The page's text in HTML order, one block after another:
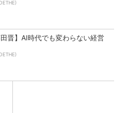
田晋】AI時代でも変わらない経営